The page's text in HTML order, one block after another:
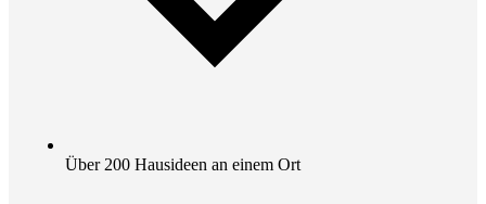
Über 200 Hausideen an einem Ort